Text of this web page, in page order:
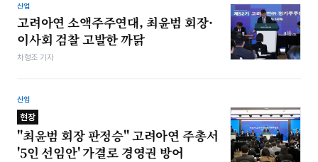
산업
고려아연 소액주주연대, 최윤범 회장·
이사회 검찰 고발한 까닭
차형조 기자
산업
현장
"최윤범 회장 판정승" 고려아연 주총서
'5인 선임안' 가결로 경영권 방어